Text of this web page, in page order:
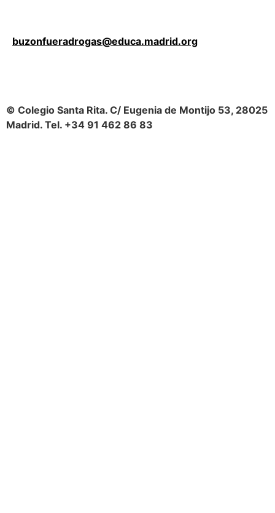
buzonfueradrogas@educa.madrid.org
© Colegio Santa Rita. C/ Eugenia de Montijo 53, 28025
Madrid. Tel. +34 91 462 86 83